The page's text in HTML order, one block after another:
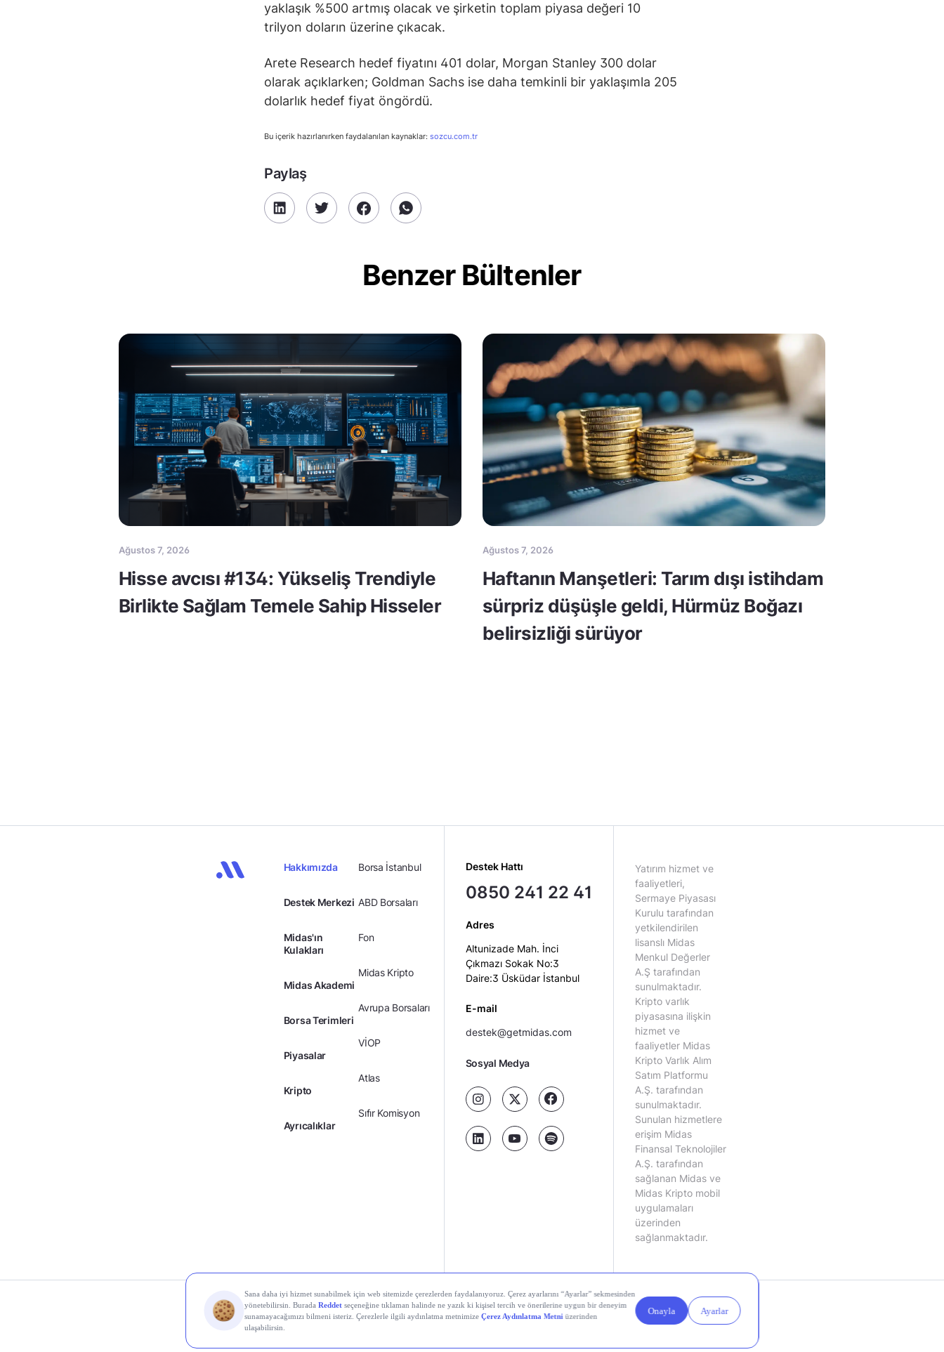
yaklaşık %500 artmış olacak ve şirketin toplam piyasa değeri 10
trilyon doların üzerine çıkacak.
Arete Research hedef fiyatını 401 dolar, Morgan Stanley 300 dolar
olarak açıklarken; Goldman Sachs ise daha temkinli bir yaklaşımla 205
dolarlık hedef fiyat öngördü.
Bu içerik hazırlanırken faydalanılan kaynaklar: sozcu.com.tr
Paylaş
Benzer Bültenler
Ağustos 7, 2026
Hisse avcısı #134: Yükseliş Trendiyle
Birlikte Sağlam Temele Sahip Hisseler
Ağustos 7, 2026
Haftanın Manşetleri: Tarım dışı istihdam
sürpriz düşüşle geldi, Hürmüz Boğazı
belirsizliği sürüyor
Hakkımızda
Destek Merkezi
Midas'ın
Kulakları
Midas Akademi
Borsa Terimleri
Piyasalar
Kripto
Ayrıcalıklar
Borsa İstanbul
ABD Borsaları
Fon
Midas Kripto
Avrupa Borsaları
VİOP
Atlas
Sıfır Komisyon
Destek Hattı
0850 241 22 41
Adres
Altunizade Mah. İnci
Çıkmazı Sokak No:3
Daire:3 Üsküdar İstanbul
E-mail
destek@getmidas.com
Sosyal Medya
Yatırım hizmet ve
faaliyetleri,
Sermaye Piyasası
Kurulu tarafından
yetkilendirilen
lisanslı Midas
Menkul Değerler
A.Ş tarafından
sunulmaktadır.
Kripto varlık
piyasasına ilişkin
hizmet ve
faaliyetler Midas
Kripto Varlık Alım
Satım Platformu
A.Ş. tarafından
sunulmaktadır.
Sunulan hizmetlere
erişim Midas
Finansal Teknolojiler
A.Ş. tarafından
sağlanan Midas ve
Midas Kripto mobil
uygulamaları
üzerinden
sağlanmaktadır.
© 2026 Midas Finansal Teknolojiler A.Ş. Tüm hakları saklıdır.
Kişisel
Gizlilik
Yasal
Çerez